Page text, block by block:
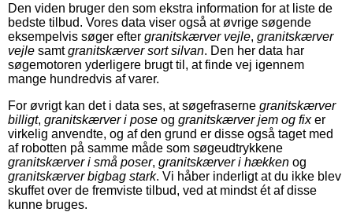
Den viden bruger den som ekstra information for at liste de
bedste tilbud. Vores data viser også at øvrige søgende
eksempelvis søger efter granitskærver vejle, granitskærver
vejle samtgranitskærver sort silvan. Den her data har
søgemotoren yderligere brugt til, at finde vej igennem
mange hundredvis af varer.
For øvrigt kan det i data ses, at søgefraserne granitskærver
billigt, granitskærver i pose og granitskærver jem og fixer
virkelig anvendte, og af den grund er disse også taget med
af robotten på samme måde som søgeudtrykkene
granitskærver i små poser, granitskærver i hækken og
granitskærver bigbag stark. Vi håber inderligt at du ikke blev
skuffet over de fremviste tilbud, ved at mindst ét af disse
kunne bruges.